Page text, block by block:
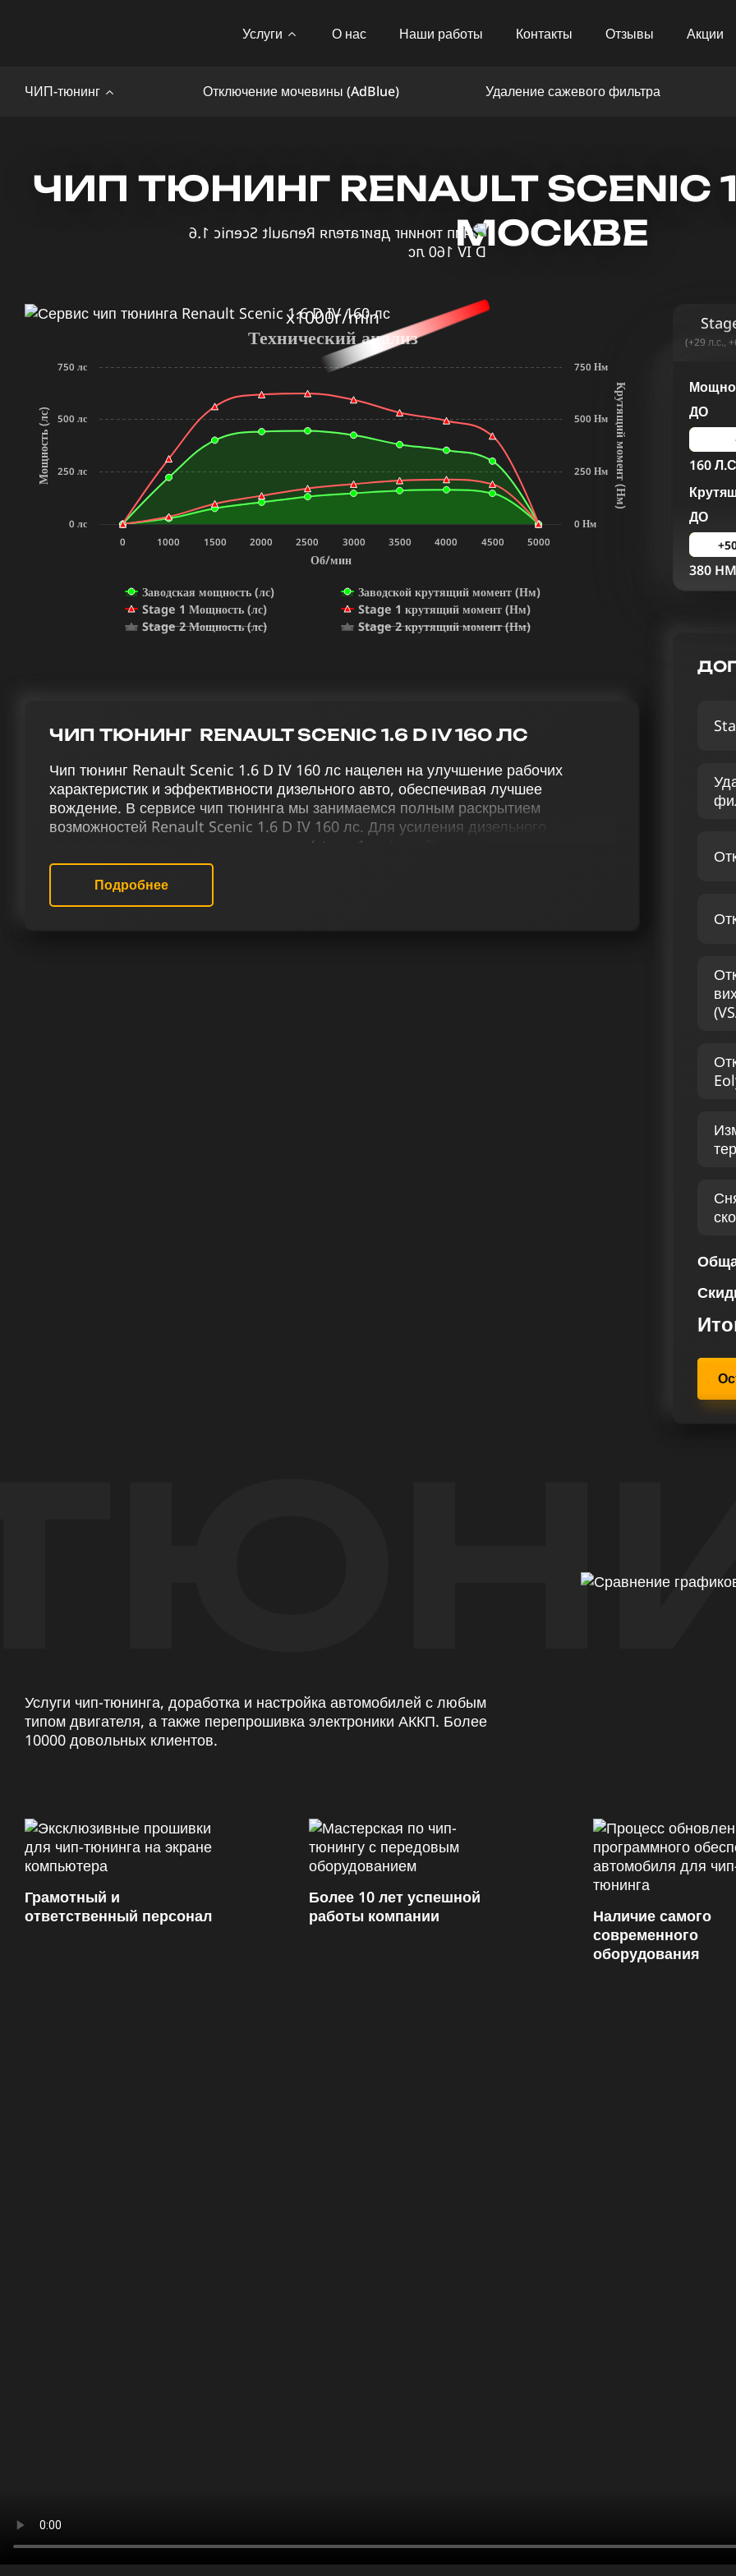
Услуги О нас Наши работы Контакты Отзывы Акции
ЧИП-тюнинг Отключение мочевины (AdBlue) Удаление сажевого фильтра
ЧИП ТЮНИНГ RENAULT SCENIC
МОСКВЕ
x1000r/min
Об/мин
Мощность (лс) К
р
у
т
я
щ
и
й
м
о
м
е
н
т
(
Н
м
)
Технический анализ
Заводская мощность (лс)
Заводской крутящий момент (Нм)
Stage 1 Мощность (лс)
Stage 1 крутящий момент (Нм)
Stage 2 Мощность (лс)
Stage 2 крутящий момент (Нм)
0 1000 1500 2000 2500 3000 3500 4000 4500 5000
0 лс
250 лс
500 лс
750 лс
0 Нм
250 Нм
500 Нм
750 Нм
ЧИП ТЮНИНГ RENAULT SCENIC 1.6 D IV 160 ЛС
Чип тюнинг Renault Scenic 1.6 D IV 160 лс нацелен на улучшение рабочих
характеристик и эффективности дизельного авто, обеспечивая лучшее
вождение. В сервисе чип тюнинга мы занимаемся полным раскрытием
возможностей Renault Scenic 1.6 D IV 160 лс. Для усиления дизельного
двигателя мы применяем чип тюнинг (stage 1 и stage 2), отключаем AdBlue и
EGR, удаляем сажевый фильтр, вихревые заслонки (VSA), отключаем присадку
Eolys, снимаем ограничение скорости и оптимизируем терморегуляцию.
Подробнее
(+29 л.с.,
ДО
160
ДО
380 HM
Услуги чип-тюнинга, доработка и настройка автомобилей с любым
типом двигателя, а также перепрошивка электроники АККП. Более
10000 довольных клиентов.
Грамотный и
ответственный персонал
Более 10 лет успешной
работы компании
Наличие самого
современного
оборудования